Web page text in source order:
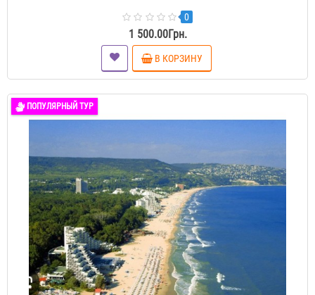
0
1 500.00Грн.
В КОРЗИНУ
ПОПУЛЯРНЫЙ ТУР